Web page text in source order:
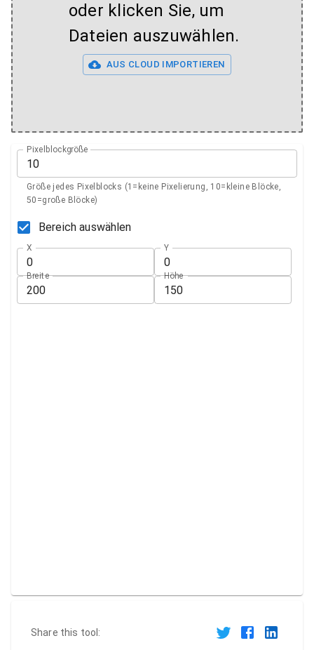
oder klicken Sie, um
Dateien auszuwählen.
AUS CLOUD IMPORTIEREN
Pixelblockgröße
Größe jedes Pixelblocks (1=keine Pixelierung, 10=kleine Blöcke,
50=große Blöcke)
Bereich auswählen
X Y
Breite Höhe
Share this tool: